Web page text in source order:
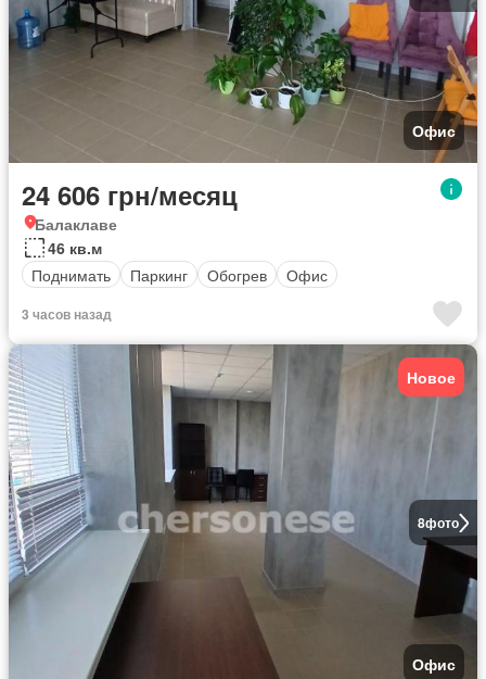
Офис
24 606 грн/месяц
Балаклаве
46 кв.м
Поднимать
Паркинг Обогрев Офис
3 часов назад
8фото
Новое
Офис